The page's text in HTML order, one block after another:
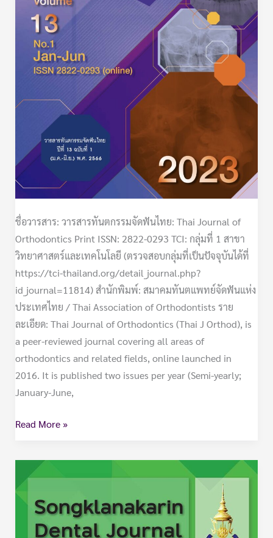
ชื่อวารสาร: วารสารทันตกรรมจัดฟันไทย: Thai Journal of
Orthodontics Print ISSN: 2822-0293 TCI: กลุ่มที่ 1 สาขา
วิทยาศาสตร์และเทคโนโลยี (ตรวจสอบกลุ่มที่เป็นปัจจุบันได้ที่
https://tci-thailand.org/detail_journal.php?
id_journal=11814) สำนักพิมพ์: สมาคมทันตแพทย์จัดฟันแห่ง
ประเทศไทย / Thai Association of Orthodontists ราย
ละเอียด: Thai Journal of Orthodontics (Thai J Orthod), is
a peer-reviewed journal covering all areas of
orthodontics and related fields, online launched in
2016. It is published two issues per year (Semi-yearly;
January-June,
Read More »
วารสาร
คณะ
ทันต
แพทยศาสตร์